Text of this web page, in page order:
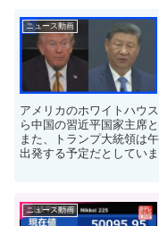
ニュース動画
アメリカのホワイトハウ
ら中国の習近平国家主席
また、トランプ大統領は
出発する予定だとしてい
ニュース動画